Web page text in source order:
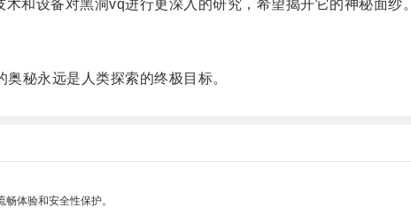
设备对黑洞vq进行更深入的研究，希望揭开它的神秘面纱。
秘永远是人类探索的终极目标。
体验和安全性保护。